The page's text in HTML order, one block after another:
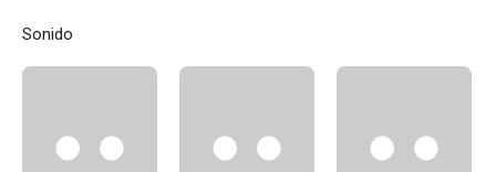
Sonido